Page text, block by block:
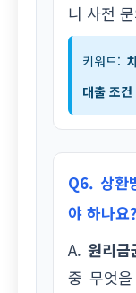
니 사전
키워드:
대출 조건
Q6. 상환
야 하나요?
A. 원리금
중 무엇